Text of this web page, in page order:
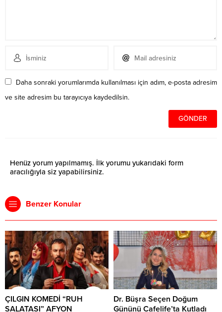
Daha sonraki yorumlarımda kullanılması için adım, e-posta adresim
ve site adresim bu tarayıcıya kaydedilsin.
Henüz yorum yapılmamış. İlk yorumu yukarıdaki form
aracılığıyla siz yapabilirsiniz.
Benzer Konular
ÇILGIN KOMEDİ “RUH
SALATASI” AFYON
Dr. Büşra Seçen Doğum
Gününü Cafelife’ta Kutladı